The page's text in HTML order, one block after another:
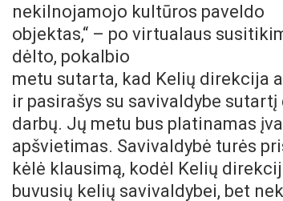
nekilnojamojo kultūros paveldo
objektas,“ – po virtualaus
dėlto, pokalbio
metu sutarta, kad Kelių direkcija
ir pasirašys su savivaldybe
darbų. Jų metu bus platinamas
apšvietimas. Savivaldybė turės
kėlė klausimą, kodėl Kelių
buvusių kelių savivaldybei, bet